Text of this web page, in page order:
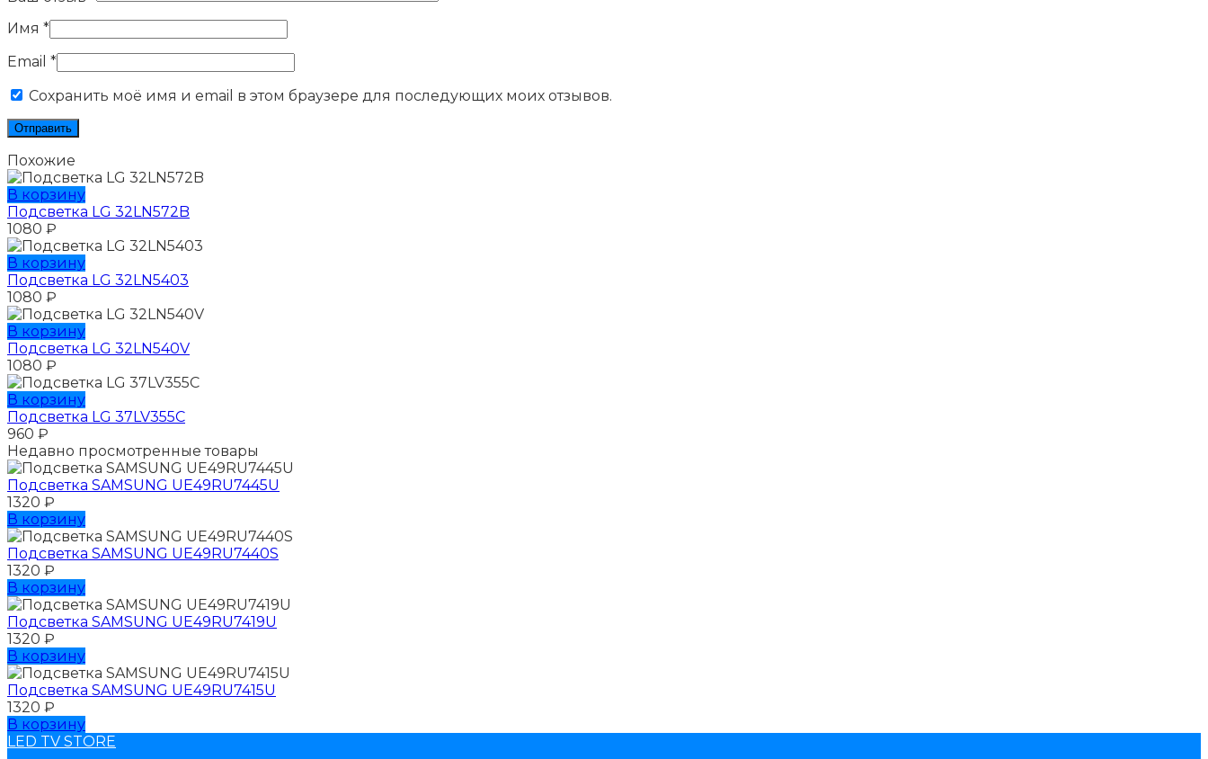
Имя *
Email *
Сохранить моё имя и email в этом браузере для последующих моих отзывов.
Похожие
В корзину
Подсветка LG 32LN572B
1080 ₽
В корзину
Подсветка LG 32LN5403
1080 ₽
В корзину
Подсветка LG 32LN540V
1080 ₽
В корзину
Подсветка LG 37LV355C
960 ₽
Недавно просмотренные товары
Подсветка SAMSUNG UЕ49RU7445U
1320 ₽
В корзину
Подсветка SAMSUNG UЕ49RU7440S
1320 ₽
В корзину
Подсветка SAMSUNG UЕ49RU7419U
1320 ₽
В корзину
Подсветка SAMSUNG UЕ49RU7415U
1320 ₽
В корзину
LED TV STORE